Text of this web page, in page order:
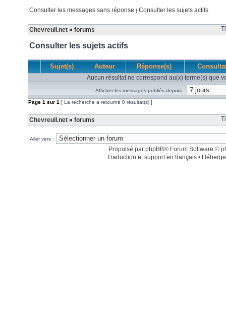
Consulter les messages sans réponse | Consulter les sujets actifs
Chevreuil.net » forums
Consulter les sujets actifs
Sujet(s) Auteur Réponse(s)
Aucun résultat ne correspond au(x) terme(s) que
Afficher les messages publiés depuis :
Page 1 sur 1 [ La recherche a retourné 0 résultat(s) ]
Chevreuil.net » forums
Aller vers :
Propulsé par phpBB® Forum Software ©
Traduction et support en français •